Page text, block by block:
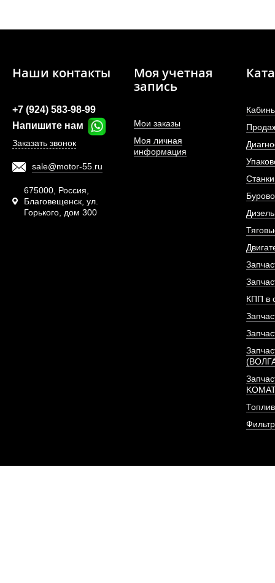
Наши контакты
+7 (924) 583-98-99
Напишите нам
Заказать звонок
sale@motor-55.ru
675000, Россия,
Благовещенск, ул.
Горького, дом 300
Моя учетная
запись
Мои заказы
Моя личная
информация
КПП в